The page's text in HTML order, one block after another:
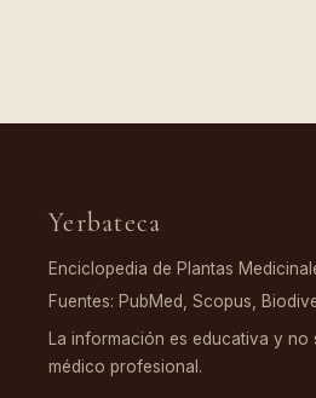
Yerbateca
Enciclopedia de Plantas
Fuentes: PubMed, Scopus,
La información es educativa y no
médico profesional.